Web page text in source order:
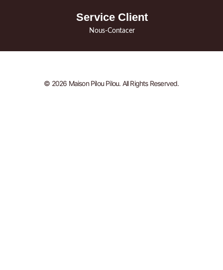
Service Client
Nous-Contacer
© 2026 Maison Pilou Pilou. All Rights Reserved.